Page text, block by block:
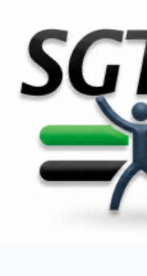
contenido